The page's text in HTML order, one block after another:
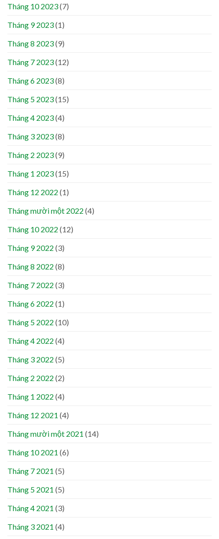
Tháng 10 2023(7)
Tháng 9 2023(1)
Tháng 8 2023(9)
Tháng 7 2023(12)
Tháng 6 2023(8)
Tháng 5 2023(15)
Tháng 4 2023(4)
Tháng 3 2023(8)
Tháng 2 2023(9)
Tháng 1 2023(15)
Tháng 12 2022 (1)
Tháng mười một 2022 (4)
Tháng 10 2022 (12)
Tháng 9 2022 (3)
Tháng 8 2022 (8)
Tháng 7 2022 (3)
Tháng 6 2022 (1)
Tháng 5 2022 (10)
Tháng 4 2022 (4)
Tháng 3 2022 (5)
Tháng 2 2022 (2)
Tháng 1 2022 (4)
Tháng 12 2021 (4)
Tháng mười một 2021 (14)
Tháng 10 2021 (6)
Tháng 7 2021 (5)
Tháng 5 2021 (5)
Tháng 4 2021 (3)
Tháng 3 2021 (4)